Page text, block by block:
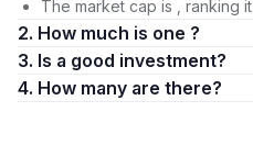
The market cap is , ranking
2. How much is one ?
3. Is a good investment?
4. How many are there?